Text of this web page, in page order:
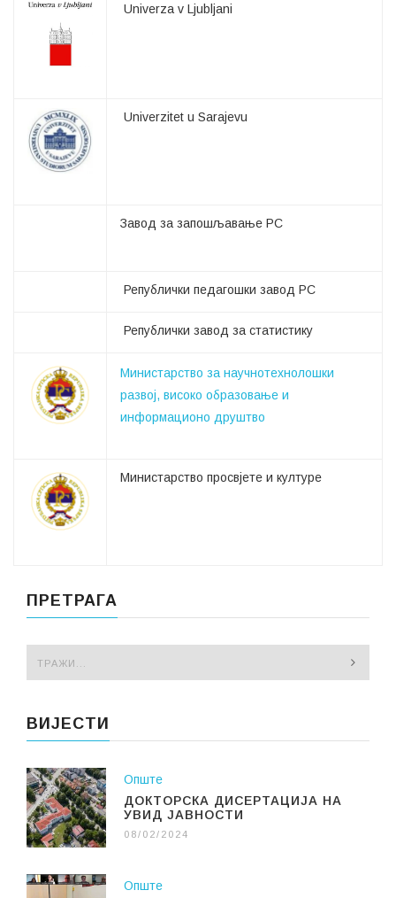
Univerza v Ljubljani
Univerzitet u Sarajevu
Завод за запошљавање РС
Републички педагошки завод РС
Републички завод за статистику
Mинистарство за научнотехнолошки
развој, високо образовање и
информационо друштво
Министарство просвјете и културе
ПРЕТРАГА
ВИЈЕСТИ
Опште
ДОКТОРСКА ДИСЕРТАЦИЈА НА
УВИД ЈАВНОСТИ
08/02/2024
Опште